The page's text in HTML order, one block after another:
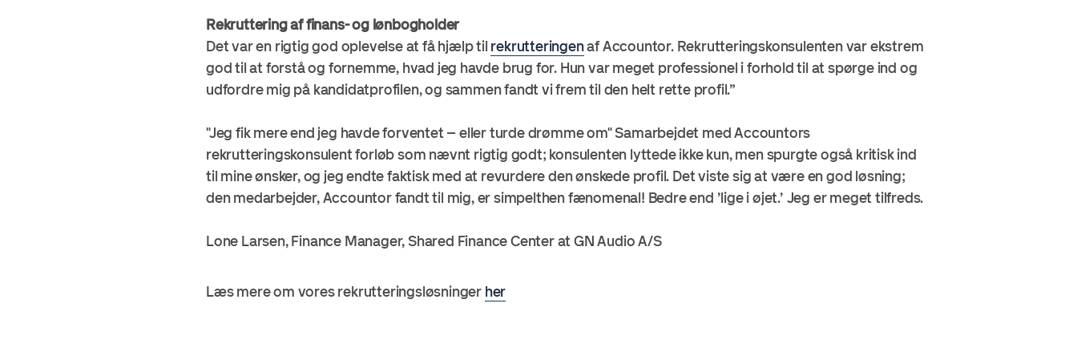
Rekruttering af finans- og lønbogholder
Det var en rigtig god oplevelse at få hjælp til rekrutteringenaf Accountor. Rekrutteringskonsulenten var ekstrem
god til at forstå og fornemme, hvad jeg havde brug for. Hun var meget professionel i forhold til at spørge ind og
udfordre mig på kandidatprofilen, og sammen fandt vi frem til den helt rette profil.”
"Jeg fik mere end jeg havde forventet – eller turde drømme om" Samarbejdet med Accountors
rekrutteringskonsulent forløb som nævnt rigtig godt; konsulenten lyttede ikke kun, men spurgte også kritisk ind
til mine ønsker, og jeg endte faktisk med at revurdere den ønskede profil. Det viste sig at være en god løsning;
den medarbejder, Accountor fandt til mig, er simpelthen fænomenal! Bedre end ’lige i øjet.’ Jeg er meget tilfreds.
Lone Larsen, Finance Manager, Shared Finance Center at GN Audio A/S
Læs mere om vores rekrutteringsløsninger her